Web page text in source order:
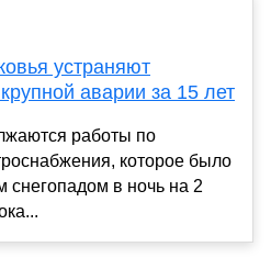
устраняют
аварии за 15 лет
работы по
которое было
в ночь на 2